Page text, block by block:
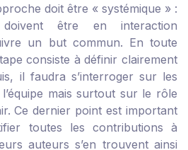
doit être « systémique » :
être en interaction
un but commun. En toute
consiste à définir clairement
il faudra s’interroger sur les
mais surtout sur le rôle
Ce dernier point est important
toutes les contributions à
auteurs s’en trouvent ainsi